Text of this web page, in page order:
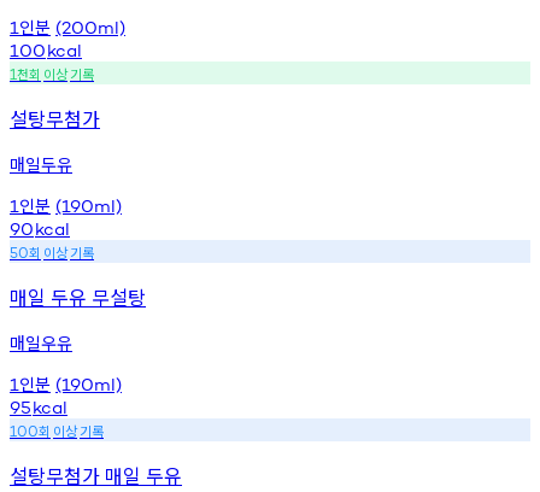
1 인분 (200ml)
100kcal
1천회 이상기록
설탕무첨가
매일두유
1 인분 (190ml)
90kcal
50회 이상기록
매일 두유 무설탕
매일우유
1 인분 (190ml)
95kcal
100회 이상기록
설탕무첨가 매일 두유